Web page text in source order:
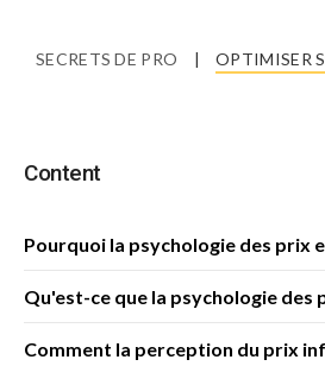
SECRETS DE PRO | OPTIMISER
Content
Pourquoi la psychologie des prix
Qu'est-ce que la psychologie des
Comment la perception du prix